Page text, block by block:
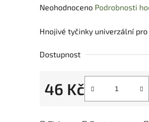
Průměrné
produktu
0,0
Neohodnoceno Podrobnosti
Hnojivé tyčinky univerzální
Dostupnost
46 Kč
Měrná cena: